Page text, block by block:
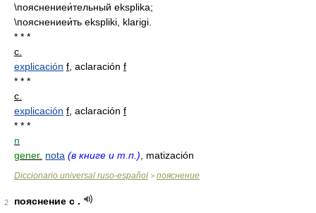
\пояснениеи́тельный eksplika;
\пояснениеи́ть ekspliki, klarigi.
* * *
с.
explicación f , aclaración f
* * *
с.
explicación f , aclaración f
* * *
n
gener. nota (в книге и т.п.) , matización
Diccionario universal ruso-español > пояснение
2
пояснение с .